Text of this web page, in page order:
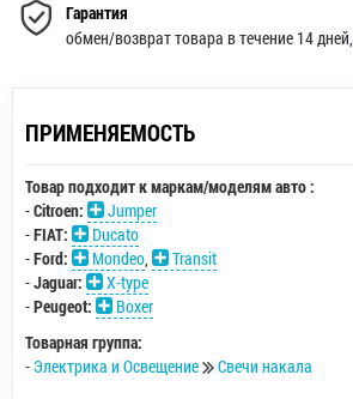
Гарантия
обмен/возврат товара в течение 14 дней,
ПРИМЕНЯЕМОСТЬ
Товар подходит к маркам/моделям авто :
-Citroen:
Jumper
-FIAT:
Ducato
-Ford: Mondeo,
Transit
-Jaguar:
X-type
-Peugeot:
Boxer
Товарная группа:
- Электрика и Освещение Свечи накала